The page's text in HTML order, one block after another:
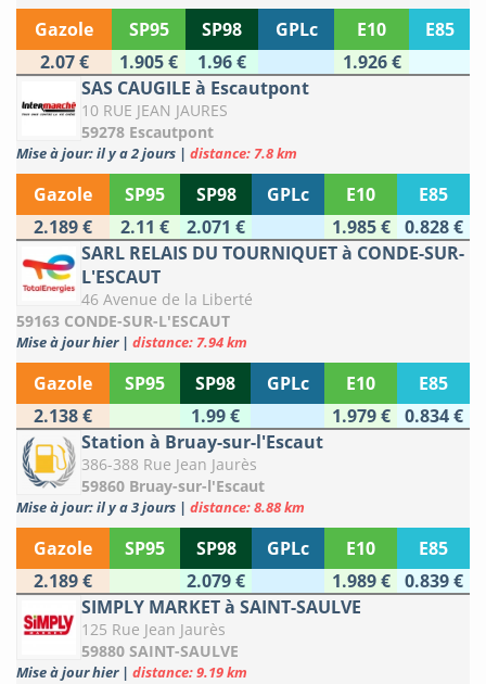
Gazole SP95 SP98 GPLc E10
E85
2.07 €
1.905 € 1.96 €
1.926 €
SAS CAUGILE à Escautpont
10 RUE JEAN JAURES
59278 Escautpont
Mise à jour: il y a 2 jours | distance: 7.8 km
Gazole SP95 SP98 GPLc E10
E85
2.189 €
2.11 € 2.071 € 1.985 €
0.828 €
SARL RELAIS DU TOURNIQUET à CONDE-SUR-
L'ESCAUT
46 Avenue de la Liberté
59163 CONDE-SUR-L'ESCAUT
Mise à jour hier | distance: 7.94 km
Gazole SP95 SP98 GPLc E10
E85
2.138 €
1.99 € 1.979 €
0.834 €
Station à Bruay-sur-l'Escaut
386-388 Rue Jean Jaurès
59860 Bruay-sur-l'Escaut
Mise à jour: il y a 3 jours | distance: 8.88 km
Gazole SP95 SP98 GPLc E10
E85
2.189 €
2.079 € 1.989 €
0.839 €
SIMPLY MARKET à SAINT-SAULVE
125 Rue Jean Jaurès
59880 SAINT-SAULVE
Mise à jour hier | distance: 9.19 km